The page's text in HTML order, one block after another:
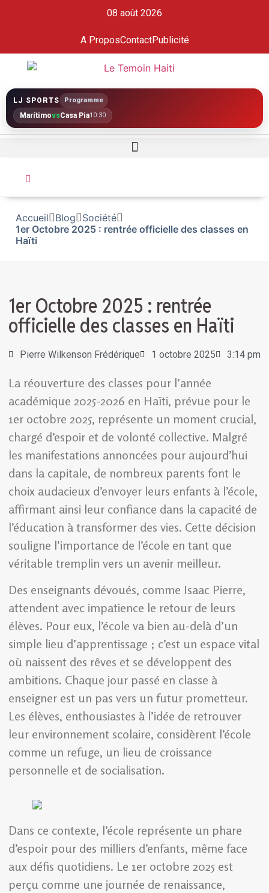
08 août 2026
A ProposContactPublicité
LJ SPORTS Programme
MarítimovsCasa Pia10:30
Accueil Blog
Société
1er Octobre 2025 : rentrée officielle des classes en
Haïti
1er Octobre 2025 : rentrée
officielle des classes en Haïti
Pierre Wilkenson Frédérique 1 octobre 2025 3:14 pm
La réouverture des classes pour l’année
académique 2025-2026 en Haïti, prévue pour le
1er octobre 2025, représente un moment crucial,
chargé d’espoir et de volonté collective. Malgré
les manifestations annoncées pour aujourd’hui
dans la capitale, de nombreux parents font le
choix audacieux d’envoyer leurs enfants à l’école,
affirmant ainsi leur confiance dans la capacité de
l’éducation à transformer des vies. Cette décision
souligne l’importance de l’école en tant que
véritable tremplin vers un avenir meilleur.
Des enseignants dévoués, comme Isaac Pierre,
attendent avec impatience le retour de leurs
élèves. Pour eux, l’école va bien au-delà d’un
simple lieu d’apprentissage ; c’est un espace vital
où naissent des rêves et se développent des
ambitions. Chaque jour passé en classe à
enseigner est un pas vers un futur prometteur.
Les élèves, enthousiastes à l’idée de retrouver
leur environnement scolaire, considèrent l’école
comme un refuge, un lieu de croissance
personnelle et de socialisation.
Dans ce contexte, l’école représente un phare
d’espoir pour des milliers d’enfants, même face
aux défis quotidiens. Le 1er octobre 2025 est
perçu comme une journée de renaissance,